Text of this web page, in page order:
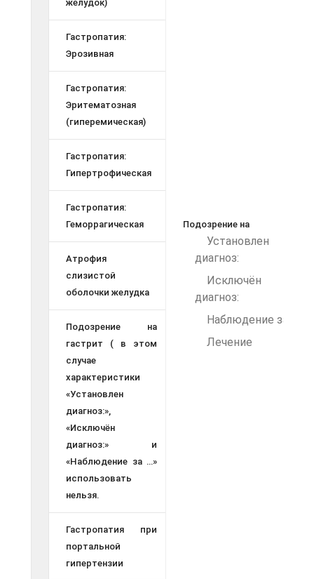
желудок)
Подозрение на
Установлен
диагноз:
Исключён
диагноз:
Наблюдение за
Лечение
Гастропатия:
Эрозивная
Гастропатия:
Эритематозная
(гиперемическая)
Гастропатия:
Гипертрофическая
Гастропатия:
Геморрагическая
Атрофия
слизистой
оболочки желудка
Подозрение на
гастрит ( в этом
случае
характеристики
«Установлен
диагноз:»,
«Исключён
диагноз:» и
«Наблюдение за …»
использовать
нельзя.
Гастропатия при
портальной
гипертензии